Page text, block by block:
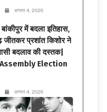
अगस्त 4, 2026
में बदला इतिहास,
जीतकर प्रशांत किशोर ने
बदलाव की दस्तक|
Election
अगस्त 4, 2026